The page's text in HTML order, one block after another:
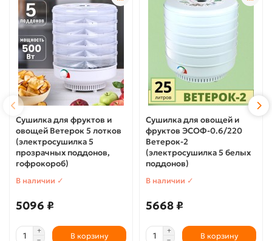
Сушилка для фруктов и
овощей Ветерок 5 лотков
(электросушилка 5
прозрачных поддонов,
гофрокороб)
В наличии ✓
5096 ₽
В корзину
Сушилка для овощей и
фруктов ЭСОФ-0.6/220
Ветерок-2
(электросушилка 5 белых
поддонов)
В наличии ✓
5668 ₽
В корзину